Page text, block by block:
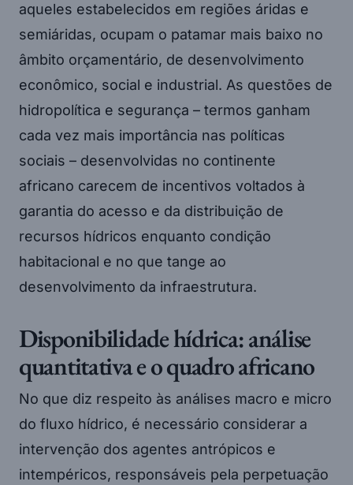
aqueles estabelecidos em regiões áridas e
semiáridas, ocupam o patamar mais baixo no
âmbito orçamentário, de desenvolvimento
econômico, social e industrial. As questões de
hidropolítica e segurança – termos ganham
cada vez mais importância nas políticas
sociais – desenvolvidas no continente
africano carecem de incentivos voltados à
garantia do acesso e da distribuição de
recursos hídricos enquanto condição
habitacional e no que tange ao
desenvolvimento da infraestrutura.
Disponibilidade hídrica: análise
quantitativa e o quadro africano
No que diz respeito às análises macro e micro
do fluxo hídrico, é necessário considerar a
intervenção dos agentes antrópicos e
intempéricos, responsáveis pela perpetuação